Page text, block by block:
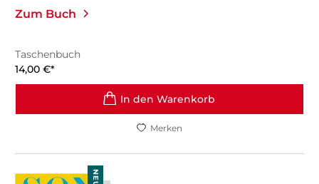
Zum Buch
Taschenbuch
14,00 €*
In den Warenkorb
Merken
NEU